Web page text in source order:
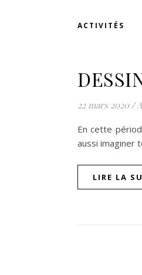
ACTIVITÉS
22 mars 2020 /
En cette
aussi imaginer
LIRE LA